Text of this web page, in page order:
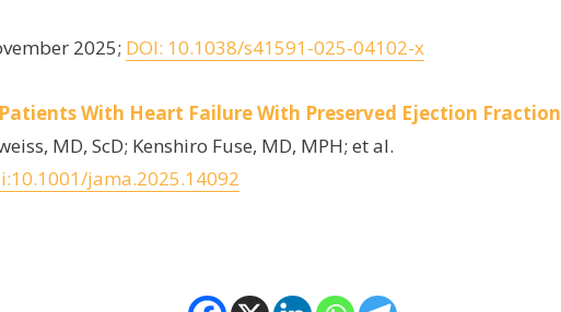
2025; DOI: 10.1038/s41591-025-04102-x
With Heart Failure With Preserved Ejection Fraction
MD, ScD; Kenshiro Fuse, MD, MPH; et al.
jama.2025.14092